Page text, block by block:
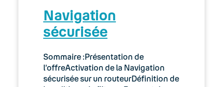
Navigation
sécurisée
Sommaire :Présentation de
l’offreActivation de la Navigation
sécurisée sur un routeurDéfinition de